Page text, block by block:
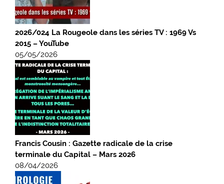
2026/024 La Rougeole dans les séries TV : 1969 Vs
2015 – YouTube
05/05/2026
Francis Cousin : Gazette radicale de la crise
terminale du Capital – Mars 2026
08/04/2026